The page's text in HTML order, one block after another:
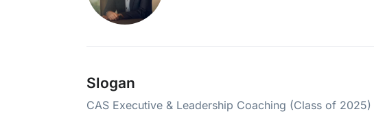
Slogan
CAS Executive & Leadership Coaching (Class of 2025)